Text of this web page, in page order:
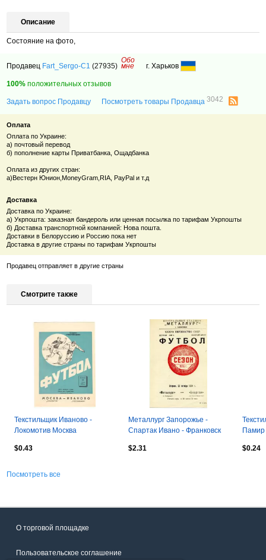
Описание
Состояние на фото,
Продавец Fart_Sergo-C1 (27935)
Обо
мне г. Харьков
100% положительных отзывов
Задать вопрос Продавцу Посмотреть товары Продавца3042
Оплата
Оплата по Украине:
а) почтовый перевод
б) пополнение карты Приватбанка, Ощадбанка
Оплата из других стран:
а)Вестерн Юнион,MoneyGram,RIA, PayPal и т.д
Доставка
Доставка по Украине:
а) Укрпошта: заказная бандероль или ценная посылка по тарифам Укрпошты
б) Доставка транспортной компанией: Нова пошта.
Доставки в Белоруссию и Россию пока нет
Доставка в другие страны по тарифам Укрпошты
Продавец отправляет в другие страны
Смотрите также
Текстильщик Иваново -
Локомотив Москва
$0.43
Металлург Запорожье -
Спартак Ивано - Франковск
$2.31
$0.24
Посмотреть все
О торговой площадке
Пользовательское соглашение